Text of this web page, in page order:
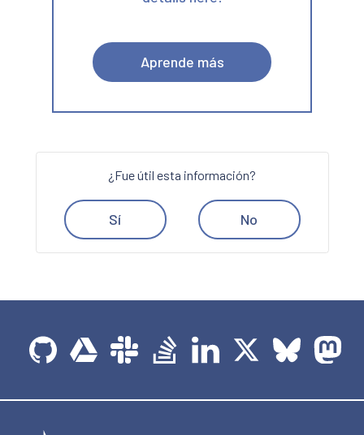
Aprende más
¿Fue útil esta información?
Sí No